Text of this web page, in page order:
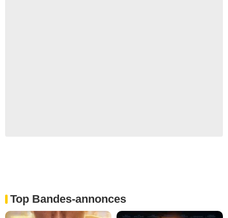
Top Bandes-annonces